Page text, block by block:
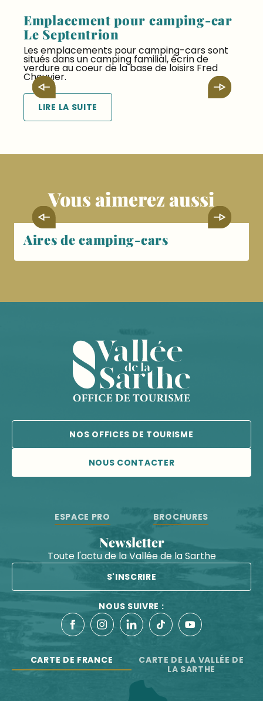
Emplacement pour camping-car
Le Septentrion
Les emplacements pour camping-cars sont
situés dans un camping familial, écrin de
verdure au coeur de la base de loisirs Fred
Chouvier.
LIRE LA SUITE
Vous aimerez aussi
Aires de camping-cars
NOS OFFICES DE TOURISME
NOUS CONTACTER
ESPACE PRO BROCHURES
Newsletter
Toute l'actu de la Vallée de la Sarthe
S'INSCRIRE
NOUS SUIVRE :
CARTE DE FRANCE
CARTE DE LA VALLÉE DE
LA SARTHE